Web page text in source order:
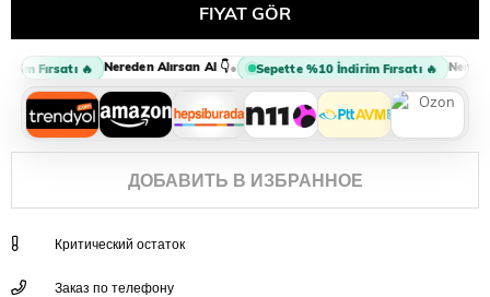
Fırsatı 🔥 Nereden Alırsan Al 👇 • Sepette %10 İndirim Fırsatı 🔥
ДОБАВИТЬ В ИЗБРАННОЕ
Критический остаток
Заказ по телефону